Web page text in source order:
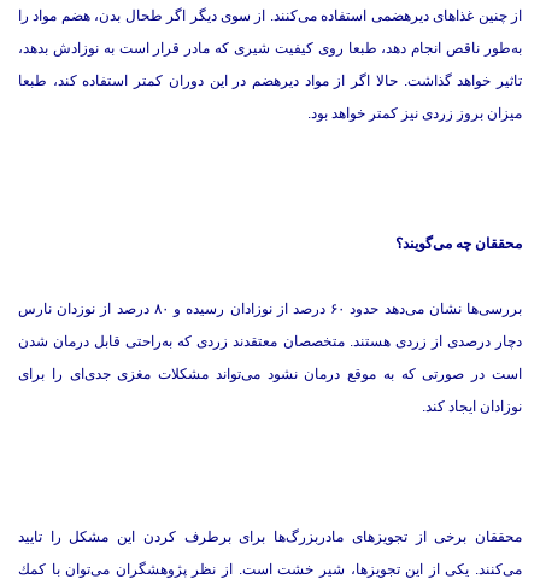
از چنین غذاهای دیرهضمی استفاده می‌كنند. از سوی دیگر اگر طحال بدن، هضم مواد را
به‌طور ناقص انجام دهد، طبعا روی كیفیت شیری كه مادر قرار است به نوزادش بدهد،
تاثیر خواهد گذاشت. حالا اگر از مواد دیرهضم در این دوران كمتر استفاده كند، طبعا
میزان بروز زردی نیز كمتر خواهد بود.
محققان چه می‌گویند؟
بررسی‌ها نشان می‌دهد حدود ۶۰ درصد از نوزادان رسیده و ۸۰ درصد از نوزدان نارس
دچار درصدی از زردی هستند. متخصصان معتقدند زردی كه به‌راحتی قابل درمان شدن
است در صورتی كه به موقع درمان نشود می‌تواند مشكلات مغزی جدی‌ای را برای
نوزادان ایجاد كند.
محققان برخی از تجویزهای مادربزرگ‌ها برای برطرف كردن این مشكل را تایید
می‌كنند. یكی از این تجویزها، شیر خشت است. از نظر پژوهشگران می‌توان با كمك